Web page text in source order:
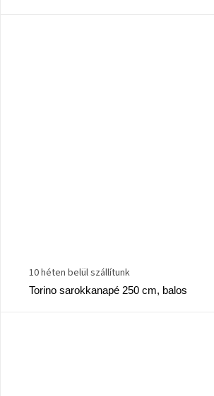
Torino sarokkanapé 250 cm, balos
10 héten belül szállítunk